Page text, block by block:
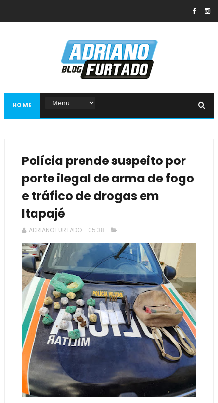
HOME
Polícia prende suspeito por
porte ilegal de arma de fogo
e tráfico de drogas em
Itapajé
ADRIANO FURTADO 05:38